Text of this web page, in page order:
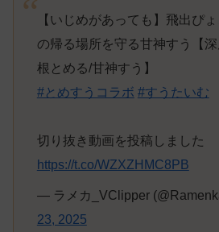
【いじめがあっても】飛出ぴ
の帰る場所を守る甘神すう【
根とめる/甘神すう】
#とめすうコラボ #すうたいむ
切り抜き動画を投稿しました
https://t.co/WZXZHMC8PB
— ラメカ_VClipper
23, 2025